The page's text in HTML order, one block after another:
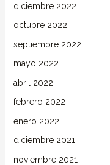
diciembre 2022
octubre 2022
septiembre 2022
mayo 2022
abril 2022
febrero 2022
enero 2022
diciembre 2021
noviembre 2021